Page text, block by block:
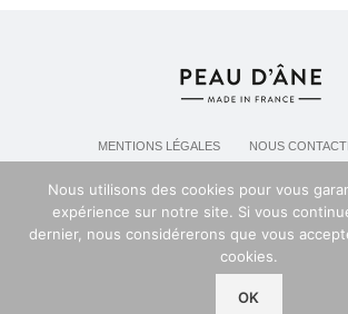
MENTIONS LÉGALES
NOUS
POLITIQUE DE CONFIDENTIALITÉ
Espace professionel PEAU D'ANE
Nous utilisons des cookies pour vous
expérience sur notre site. Si vous
dernier, nous considérerons que vous
cookies.
OK